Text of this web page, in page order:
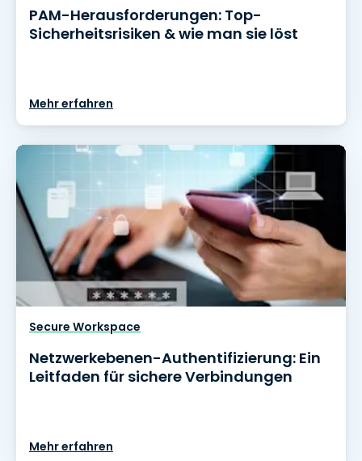
PAM-Herausforderungen: Top-
Sicherheitsrisiken & wie man sie löst
Mehr erfahren
Secure Workspace
Netzwerkebenen-Authentifizierung: Ein
Leitfaden für sichere Verbindungen
Mehr erfahren